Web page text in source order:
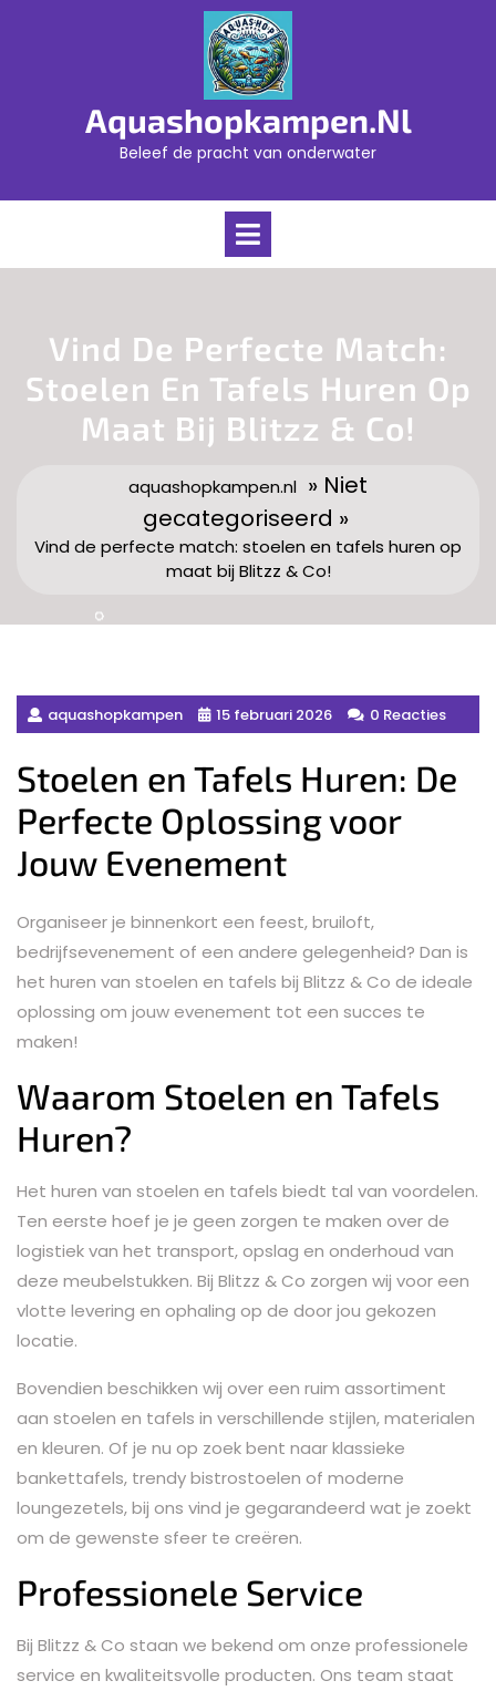
Aquashopkampen.nl
Beleef de pracht van onderwater
Open
Vind De Perfecte Match:
Stoelen En Tafels Huren Op
Maat Bij Blitzz & Co!
aquashopkampen.nl » Niet
gecategoriseerd »
Vind de perfecte match: stoelen en tafels huren op
maat bij Blitzz & Co!
aquashopkampen 15 februari 2026 0 Reacties
Stoelen en Tafels Huren: De
Perfecte Oplossing voor
Jouw Evenement
Organiseer je binnenkort een feest, bruiloft,
bedrijfsevenement of een andere gelegenheid? Dan is
het huren van stoelen en tafels bij Blitzz & Co de ideale
oplossing om jouw evenement tot een succes te
maken!
Waarom Stoelen en Tafels
Huren?
Het huren van stoelen en tafels biedt tal van voordelen.
Ten eerste hoef je je geen zorgen te maken over de
logistiek van het transport, opslag en onderhoud van
deze meubelstukken. Bij Blitzz & Co zorgen wij voor een
vlotte levering en ophaling op de door jou gekozen
locatie.
Bovendien beschikken wij over een ruim assortiment
aan stoelen en tafels in verschillende stijlen, materialen
en kleuren. Of je nu op zoek bent naar klassieke
bankettafels, trendy bistrostoelen of moderne
loungezetels, bij ons vind je gegarandeerd wat je zoekt
om de gewenste sfeer te creëren.
Professionele Service
Bij Blitzz & Co staan we bekend om onze professionele
service en kwaliteitsvolle producten. Ons team staat